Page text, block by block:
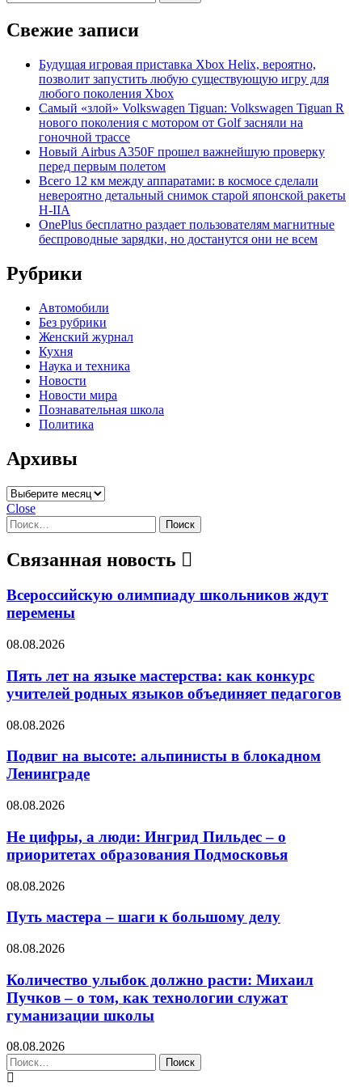
Свежие записи
Будущая игровая приставка Xbox Helix, вероятно,
позволит запустить любую существующую игру для
любого поколения Xbox
Самый «злой» Volkswagen Tiguan: Volkswagen Tiguan R
нового поколения с мотором от Golf засняли на
гоночной трассе
Новый Airbus A350F прошел важнейшую проверку
перед первым полетом
Всего 12 км между аппаратами: в космосе сделали
невероятно детальный снимок старой японской ракеты
H-IIA
OnePlus бесплатно раздает пользователям магнитные
беспроводные зарядки, но достанутся они не всем
Рубрики
Автомобили
Без рубрики
Женский журнал
Кухня
Наука и техника
Новости
Новости мира
Познавательная школа
Политика
Архивы
Архивы
Close
Найти:
Связанная новость
Всероссийскую олимпиаду школьников ждут
перемены
08.08.2026
Пять лет на языке мастерства: как конкурс
учителей родных языков объединяет педагогов
08.08.2026
Подвиг на высоте: альпинисты в блокадном
Ленинграде
08.08.2026
Не цифры, а люди: Ингрид Пильдес – о
приоритетах образования Подмосковья
08.08.2026
Путь мастера – шаги к большому делу
08.08.2026
Количество улыбок должно расти: Михаил
Пучков – о том, как технологии служат
гуманизации школы
08.08.2026
Найти: